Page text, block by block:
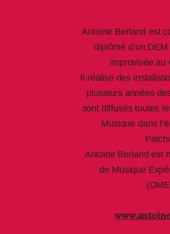
Antoine Berland est
diplômé d’un
improvisée au
Il réalise des
plusieurs années
sont diffusés toutes
Musique dans
Antoine Berland est
de Musique